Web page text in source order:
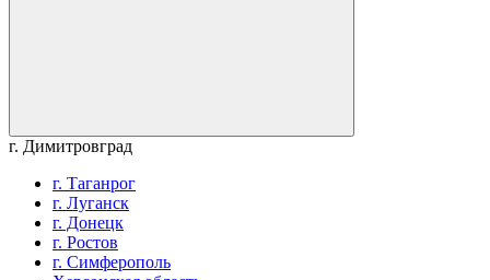
г. Димитровград
г. Таганрог
г. Луганск
г. Донецк
г. Ростов
г. Симферополь